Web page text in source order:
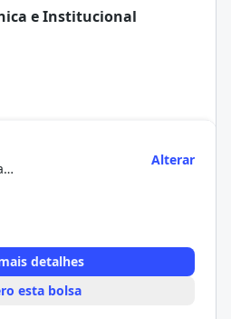
e Institucional
Especialização (pós-graduação)
Alterar
detalhes
esta bolsa